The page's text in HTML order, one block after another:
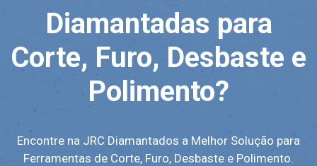
Diamantadas para
Corte, Furo, Desbaste e
Polimento?
Encontre na JRC Diamantados a Melhor Solução para
Ferramentas de Corte, Furo, Desbaste e Polimento.